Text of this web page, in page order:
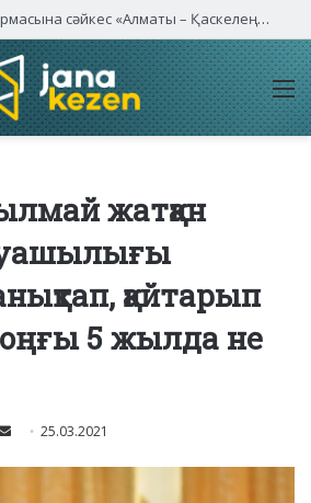
Президент тапсырмасына сәйкес «Алматы – Қаскелең» автожолы сегіз жолаққа дейін кеңейтіледі
жатқан
қайтарып
5 жылда не
Send 25.03.2021